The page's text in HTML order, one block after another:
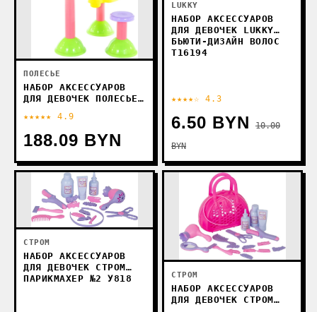
ПОЛЕСЬЕ
НАБОР АКСЕССУАРОВ
ДЛЯ ДЕВОЧЕК ПОЛЕСЬЕ
58218 (В КОРОБКЕ)
★★★★★ 4.9
188.09 BYN
LUKKY
НАБОР АКСЕССУАРОВ
ДЛЯ ДЕВОЧЕК LUKKY
БЬЮТИ-ДИЗАЙН ВОЛОС
Т16194
★★★★☆ 4.3
6.50 BYN
10.00
BYN
СТРОМ
НАБОР АКСЕССУАРОВ
ДЛЯ ДЕВОЧЕК СТРОМ
ПАРИКМАХЕР №2 У818
СТРОМ
НАБОР АКСЕССУАРОВ
ДЛЯ ДЕВОЧЕК СТРОМ